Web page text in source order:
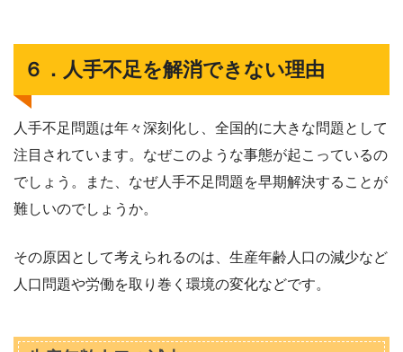
６．人手不足を解消できない理由
人手不足問題は年々深刻化し、全国的に大きな問題として
注目されています。なぜこのような事態が起こっているの
でしょう。また、なぜ人手不足問題を早期解決することが
難しいのでしょうか。
その原因として考えられるのは、生産年齢人口の減少など
人口問題や労働を取り巻く環境の変化などです。